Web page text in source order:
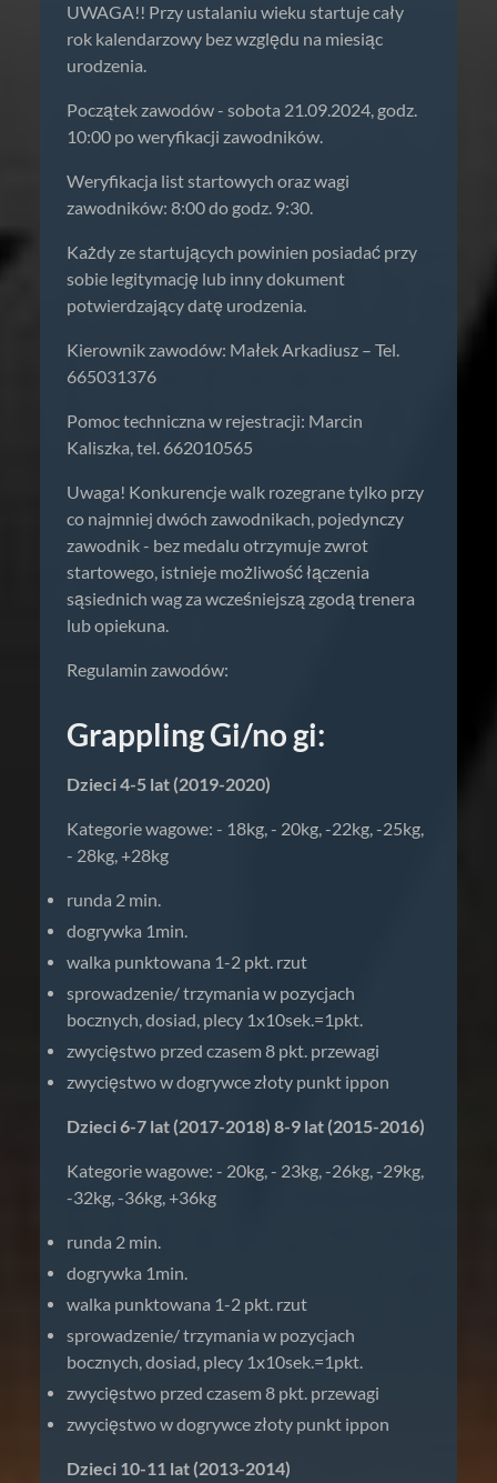
UWAGA!! Przy ustalaniu wieku startuje cały
rok kalendarzowy bez względu na miesiąc
urodzenia.
Początek zawodów - sobota 21.09.2024, godz.
10:00 po weryfikacji zawodników.
Weryfikacja list startowych oraz wagi
zawodników: 8:00 do godz. 9:30.
Każdy ze startujących powinien posiadać przy
sobie legitymację lub inny dokument
potwierdzający datę urodzenia.
Kierownik zawodów: Małek Arkadiusz – Tel.
665031376
Pomoc techniczna w rejestracji: Marcin
Kaliszka, tel. 662010565
Uwaga! Konkurencje walk rozegrane tylko przy
co najmniej dwóch zawodnikach, pojedynczy
zawodnik - bez medalu otrzymuje zwrot
startowego, istnieje możliwość łączenia
sąsiednich wag za wcześniejszą zgodą trenera
lub opiekuna.
Regulamin zawodów:
Grappling Gi/no gi:
Dzieci 4-5 lat (2019-2020)
Kategorie wagowe: - 18kg, - 20kg, -22kg, -25kg,
- 28kg, +28kg
runda 2 min.
dogrywka 1min.
walka punktowana 1-2 pkt. rzut
sprowadzenie/ trzymania w pozycjach
bocznych, dosiad, plecy 1x10sek.=1pkt.
zwycięstwo przed czasem 8 pkt. przewagi
zwycięstwo w dogrywce złoty punkt ippon
Dzieci 6-7 lat (2017-2018) 8-9 lat (2015-2016)
Kategorie wagowe: - 20kg, - 23kg, -26kg, -29kg,
-32kg, -36kg, +36kg
runda 2 min.
dogrywka 1min.
walka punktowana 1-2 pkt. rzut
sprowadzenie/ trzymania w pozycjach
bocznych, dosiad, plecy 1x10sek.=1pkt.
zwycięstwo przed czasem 8 pkt. przewagi
zwycięstwo w dogrywce złoty punkt ippon
Dzieci 10-11 lat (2013-2014)